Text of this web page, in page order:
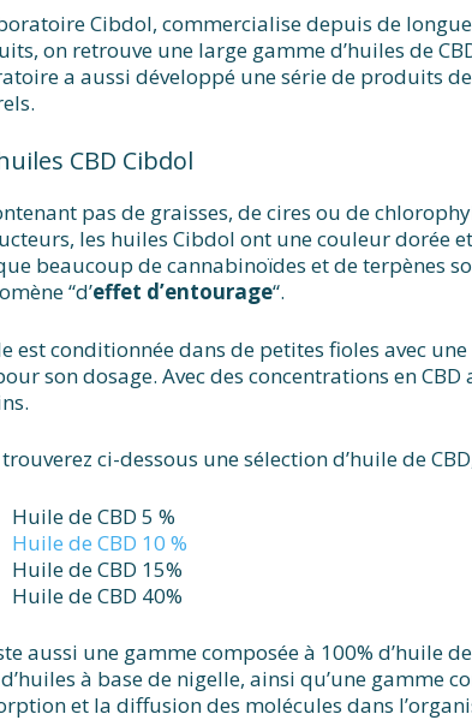
Cibdol, commercialise depuis de
on retrouve une large gamme d’huiles de
a aussi développé une série de produits
CBD Cibdol
pas de graisses, de cires ou de
les huiles Cibdol ont une couleur dorée
beaucoup de cannabinoïdes et de terpènes
“d’effet d’entourage“.
est conditionnée dans de petites fioles avec
son dosage. Avec des concentrations en CBD
ci-dessous une sélection d’huile de
Huile de CBD 5 %
Huile de CBD 10 %
Huile de CBD 15%
Huile de CBD 40%
aussi une gamme composée à 100% d’huile
à base de nigelle, ainsi qu’une gamme
et la diffusion des molécules dans